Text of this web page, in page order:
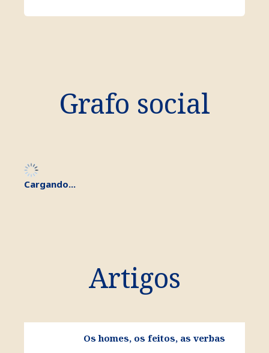
Grafo social
Cargando...
Artigos
ver Os homes, os feitos, as verbas
Os homes, os feitos, as verbas